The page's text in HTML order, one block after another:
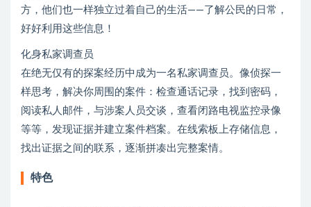
方，他们也一样独立过着自己的生活——了解公民的日常，
好好利用这些信息！
化身私家调查员
在绝无仅有的探案经历中成为一名私家调查员。像侦探一
样思考，解决你周围的案件：检查通话记录，找到密码，
阅读私人邮件，与涉案人员交谈，查看闭路电视监控录像
等等，发现证据并建立案件档案。在线索板上存储信息，
找出证据之间的联系，逐渐拼凑出完整案情。
特色